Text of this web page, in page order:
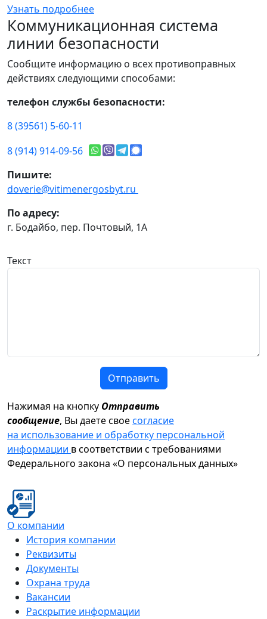
Узнать подробнее
Коммуникационная система
линии безопасности
Сообщите информацию о всех противоправных
действиях следующими способами:
телефон службы безопасности:
8 (39561) 5-60-11
8 (914) 914-09-56
Пишите:
doverie@vitimenergosbyt.ru
По адресу:
г. Бодайбо, пер. Почтовый, 1А
Текст
Отправить
Нажимая на кнопку Отправить
сообщение, Вы даете своесогласие
на использование и обработку персональной
информации в соответствии с требованиями
Федерального закона «О персональных данных»
О компании
История компании
Реквизиты
Документы
Охрана труда
Вакансии
Раскрытие информации